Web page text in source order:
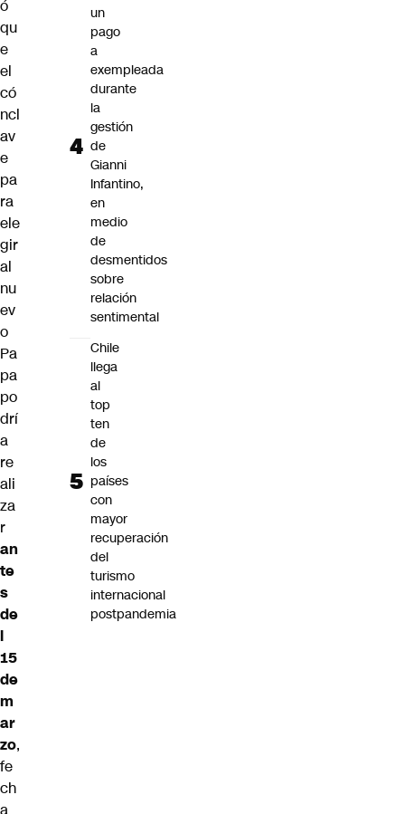
ó
qu
e
el
có
ncl
av
e
pa
ra
ele
gir
al
nu
ev
o
Pa
pa
po
drí
a
re
ali
za
r
an
te
s
de
l
15
de
m
ar
zo,
fe
ch
a
un
pago
a
exempleada
durante
la
gestión
de
Gianni
Infantino,
en
medio
de
desmentidos
sobre
relación
sentimental
Chile
llega
al
top
ten
de
los
países
con
mayor
recuperación
del
turismo
internacional
postpandemia